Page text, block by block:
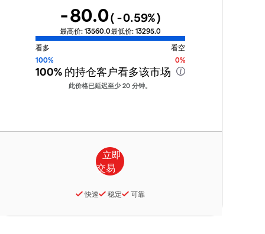
-80.0( -0.59%)
最高价: 13560.0最低价: 13295.0
看多
看空
100%
0%
100%的持仓客户看多该市场
此价格已延迟至少 20 分钟。
快速 稳定 可靠